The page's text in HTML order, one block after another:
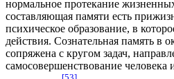
нормальное протекание
составляющая памяти есть
психическое образование, в
действия. Сознательная память в
сопряжена с кругом задач,
самосовершенствование человека